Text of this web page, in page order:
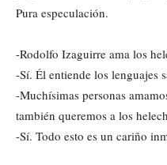
Pura especulación.
-Rodolfo Izaguirre ama los
-Sí. Él entiende los lenguajes
-Muchísimas personas
también queremos a los
-Sí. Todo esto es un cariño